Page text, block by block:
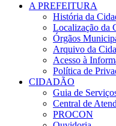
A PREFEITURA
História da
Localização da
Órgãos
Arquivo da
Acesso à
Política de
CIDADÃO
Guia de
Central de
PROCON